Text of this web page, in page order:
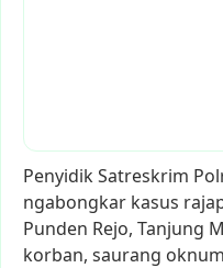
PenyidikSatreskrim
ngabongkar kasus
Punden Rejo, Tanjung
korban, saurang oknum